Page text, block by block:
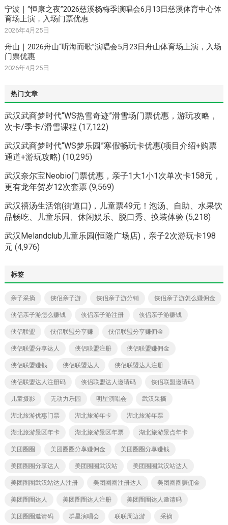
宁波｜“恒康之夜”2026慈溪杨梅季演唱会6月13日慈溪体育中心体
育场上演，入场门票优惠
2026年4月25日
舟山｜2026舟山“听海而歌”演唱会5月23日舟山体育场上演，入场
门票优惠
2026年4月25日
热门文章
武汉武商梦时代“WS热雪奇迹”滑雪场门票优惠，游玩攻略，
次卡/季卡/滑雪课程 (17,122)
武汉武商梦时代“WS梦乐园”寒假畅玩卡优惠(项目介绍+购票
通道+游玩攻略) (10,295)
武汉奈尔宝Neobio门票优惠，亲子1大1小1次单次卡158元，
更有龙年贺岁12次套票 (9,569)
武汉禧汤生活馆(街道口)，儿童票49元！泡汤、自助、水果饮
品畅吃、儿童乐园、休闲娱乐、脱口秀、换装体验 (5,218)
武汉Melandclub儿童乐园(恒隆广场店)，亲子2次游玩卡198
元 (4,976)
标签
亲子采摘 侠侣亲子游 侠侣亲子游分销 侠侣亲子游怎么赚佣金
侠侣亲子游怎么赚钱 侠侣亲子游注册 侠侣亲子游赚钱
侠侣联盟 侠侣联盟分享赚 侠侣联盟分享赚佣金
侠侣联盟分享达人 侠侣联盟注册 侠侣联盟赚佣金
侠侣联盟赚钱 侠侣联盟达人 侠侣联盟达人注册
侠侣联盟达人注册码 侠侣联盟达人邀请码 侠侣联盟邀请码
儿童摄影 无动力乐园 明星演唱会 武汉采摘
湖北旅游优惠门票 湖北旅游年卡 湖北旅游年票
湖北旅游景区年卡 湖北旅游景区年票 湖北旅游景点年卡
美团圈圈 美团圈圈分享赚佣金 美团圈圈分享赚钱
美团圈圈分享达人 美团圈圈武汉站 美团圈圈武汉站达人
美团圈圈武汉站达人注册 美团圈圈注册达人 美团圈圈赚佣金
美团圈圈达人 美团圈圈达人注册 美团圈圈达人邀请码
美团圈圈邀请码 群星演唱会 联联周边游 采摘